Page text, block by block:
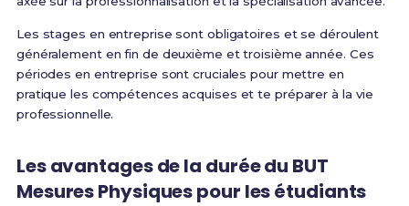
Les stages en entreprise sont obligatoires et se déroulent
généralement en fin de deuxième et troisième année. Ces
périodes en entreprise sont cruciales pour mettre en
pratique les compétences acquises et te préparer à la vie
professionnelle.
Les avantages de la durée du BUT
Mesures Physiques pour les étudiants